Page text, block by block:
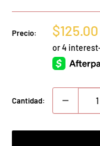
Precio:
Precio
de
venta
$125.00
Cantidad: